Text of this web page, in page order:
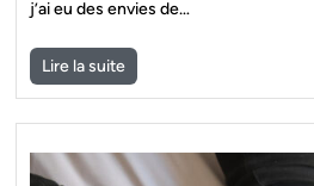
j’ai eu des envies de…
Lire la suite